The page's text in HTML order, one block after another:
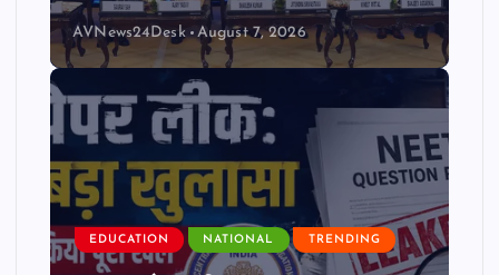
AVNews24Desk August 7, 2026
EDUCATION NATIONAL TRENDING